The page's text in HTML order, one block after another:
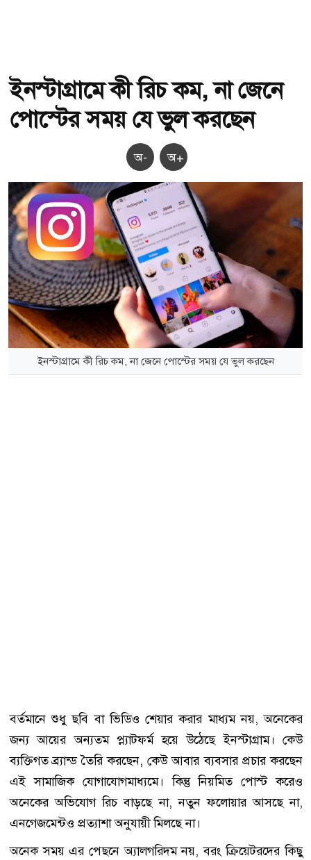
ইনস্টাগ্রামে কী রিচ কম, না জেনে
পোস্টের সময় যে ভুল করছেন
অ- অ+
ইনস্টাগ্রামে কী রিচ কম, না জেনে পোস্টের সময় যে ভুল করছেন
বর্তমানে শুধু ছবি বা ভিডিও শেয়ার করার মাধ্যম নয়, অনেকের
জন্য আয়ের অন্যতম প্ল্যাটফর্ম হয়ে উঠেছে ইনস্টাগ্রাম। কেউ
ব্যক্তিগত ব্র্যান্ড তৈরি করছেন, কেউ আবার ব্যবসার প্রচার করছেন
এই সামাজিক যোগাযোগমাধ্যমে। কিন্তু নিয়মিত পোস্ট করেও
অনেকের অভিযোগ রিচ বাড়ছে না, নতুন ফলোয়ার আসছে না,
এনগেজমেন্টও প্রত্যাশা অনুযায়ী মিলছে না।
অনেক সময় এর পেছনে অ্যালগরিদম নয়, বরং ক্রিয়েটরদের কিছু